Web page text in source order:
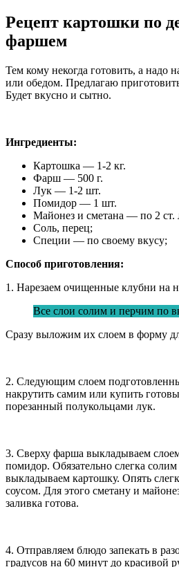
Рецепт картошки по
фаршем
Тем кому некогда готовить, а
или обедом. Предлагаю
Будет вкусно и сытно.
Ингредиенты:
Картошка — 1-2 кг.
Фарш — 500 г.
Лук — 1-2 шт.
Помидор — 1 шт.
Майонез и сметана — по 2 ст.
Соль, перец;
Специи — по своему вкусу;
Способ приготовления:
1. Нарезаем очищенные клубни на
Все слои солим и перчим по
Сразу выложим их слоем в форму
2. Следующим слоем
накрутить самим или купить
порезанный полукольцами лук.
3. Сверху фарша выкладываем
помидор. Обязательно слегка
выкладываем картошку. Опять
соусом. Для этого сметану и
заливка готова.
4. Отправляем блюдо запекать в
градусов на 60 минут до красивой